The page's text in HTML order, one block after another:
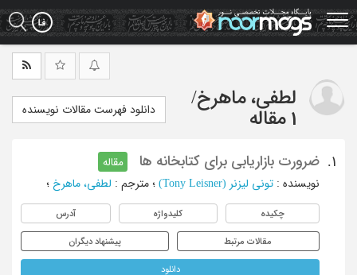
Skip
to
main
لطفی، ماهرخ/
1 مقاله
دانلود فهرست مقالات نویسنده
1. ضرورت بازاریابی برای کتابخانه ها
مقاله
نویسنده : تونی لیزنر (Tony Leisner) ؛ مترجم : لطفی، ماهرخ ؛
چکیده کلیدواژه آدرس
مقالات مرتبط پیشنهاد دیگران
دانلود